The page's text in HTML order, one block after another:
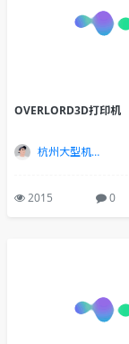
OVERLORD3D打印机
杭州大型机床设备工业设计
2015 0